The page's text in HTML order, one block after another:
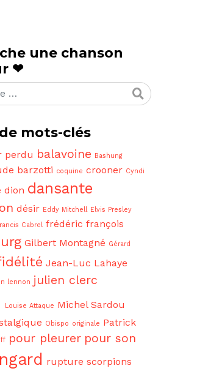
une chanson
❤
mots-clés
perdu balavoine Bashung
barzotti coquine crooner Cyndi
dion dansante
désir Eddy Mitchell Elvis Presley
Cabrel frédéric françois
Gilbert Montagné Gérard
Jean-Luc Lahaye
lennon julien clerc
Louise Attaque Michel Sardou
Obispo originale Patrick
pour pleurer pour son
rupture scorpions